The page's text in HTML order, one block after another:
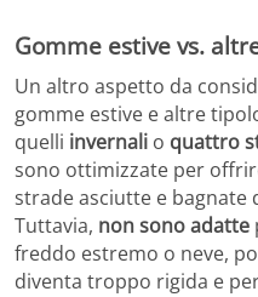
Gomme estive vs.
Un altro aspetto da
gomme estive e altre
quelli invernali o quattro
sono ottimizzate per
strade asciutte e bagnate
Tuttavia, non sono adatte
freddo estremo o neve,
diventa troppo rigida e